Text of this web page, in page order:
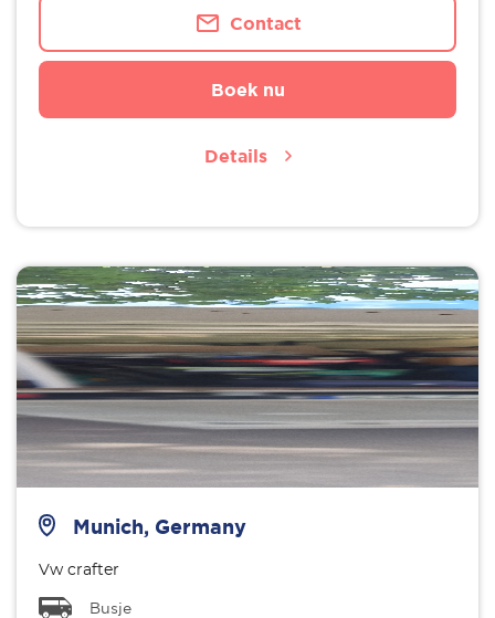
Contact
Boek nu
Details
Munich, Germany
Vw crafter
Busje